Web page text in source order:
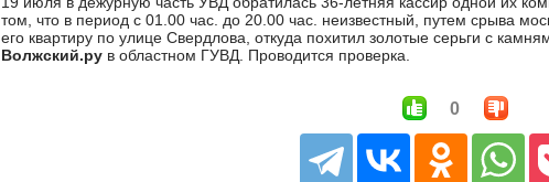
том, что в период с 01.00 час. до 20.00 час. неизвестный, путем срыва
его квартиру по улице Свердлова, откуда похитил золотые серьги с
Волжский.ру в областном ГУВД. Проводится проверка.
0